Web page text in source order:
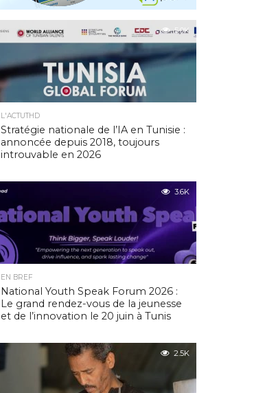
5.0K
L'ACTUTHD
Stratégie nationale de l’IA en Tunisie :
annoncée depuis 2018, toujours
introuvable en 2026
3.6K
EN BREF
National Youth Speak Forum 2026 :
Le grand rendez-vous de la jeunesse
et de l’innovation le 20 juin à Tunis
2.5K